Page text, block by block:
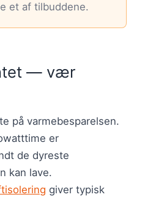
et af tilbuddene.
— vær
på varmebesparelsen.
er
de dyreste
kan lave.
giver typisk